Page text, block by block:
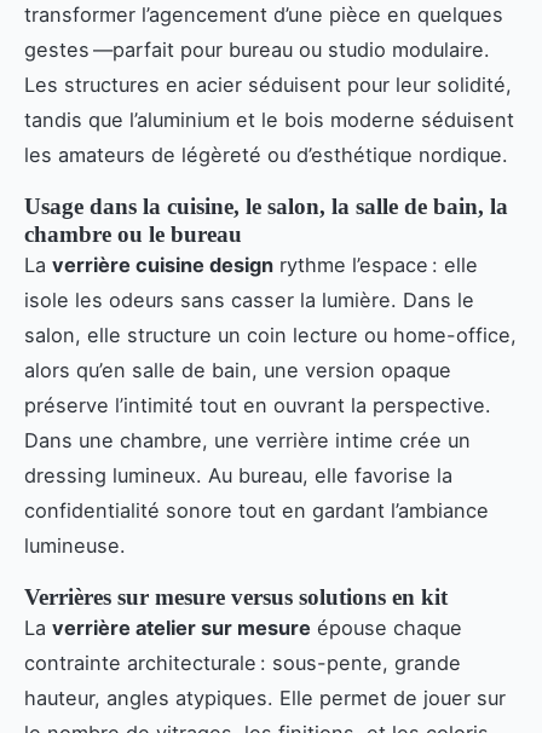
transformer l’agencement d’une pièce en quelques
gestes —parfait pour bureau ou studio modulaire.
Les structures en acier séduisent pour leur solidité,
tandis que l’aluminium et le bois moderne séduisent
les amateurs de légèreté ou d’esthétique nordique.
Usage dans la cuisine, le salon, la salle de bain, la
chambre ou le bureau
La verrière cuisine design rythme l’espace : elle
isole les odeurs sans casser la lumière. Dans le
salon, elle structure un coin lecture ou home-office,
alors qu’en salle de bain, une version opaque
préserve l’intimité tout en ouvrant la perspective.
Dans une chambre, une verrière intime crée un
dressing lumineux. Au bureau, elle favorise la
confidentialité sonore tout en gardant l’ambiance
lumineuse.
Verrières sur mesure versus solutions en kit
La verrière atelier sur mesure épouse chaque
contrainte architecturale : sous-pente, grande
hauteur, angles atypiques. Elle permet de jouer sur